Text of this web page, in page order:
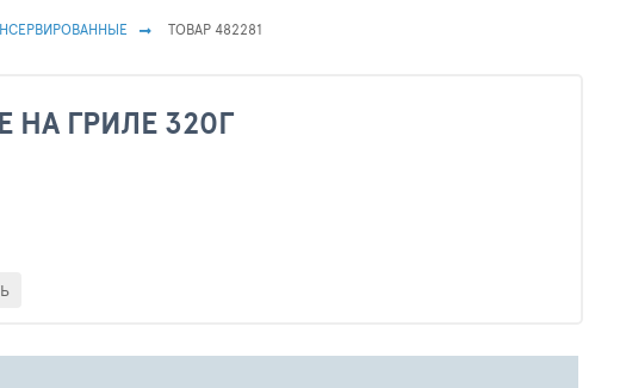
ТОВАР 482281
НА ГРИЛЕ 320Г